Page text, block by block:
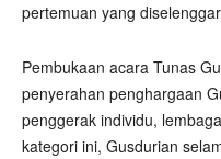
pertemuan yang
Pembukaan acara Tunas
penyerahan penghargaan
penggerak individu,
kategori ini, Gusdurian